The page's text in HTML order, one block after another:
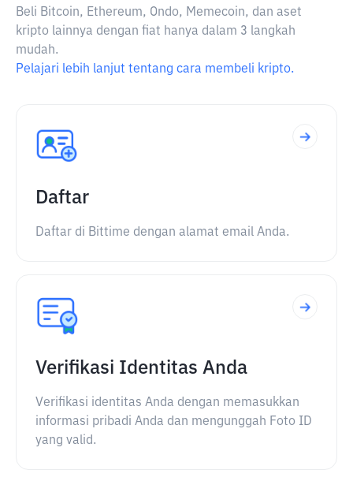
Beli Bitcoin, Ethereum, Ondo, Memecoin, dan aset
kripto lainnya dengan fiat hanya dalam 3 langkah
mudah.
Pelajari lebih lanjut tentang cara membeli kripto.
Daftar
Daftar di Bittime dengan alamat email Anda.
Verifikasi Identitas Anda
Verifikasi identitas Anda dengan memasukkan
informasi pribadi Anda dan mengunggah Foto ID
yang valid.